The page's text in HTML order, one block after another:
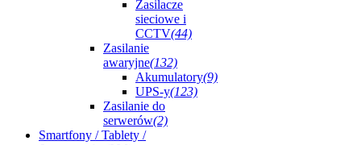
Zasilacze
sieciowe i
CCTV(44)
Zasilanie
awaryjne(132)
Akumulatory(9)
UPS-y(123)
Zasilanie do
serwerów(2)
Smartfony / Tablety /